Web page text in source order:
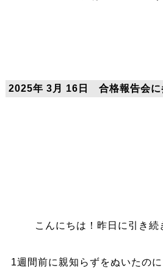
2025年 3月 16日 合格報告会に
こんにちは！昨日に引き続
1週間前に親知らずをぬいたの